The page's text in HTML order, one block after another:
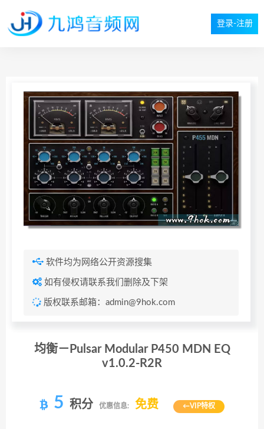
登录-注册
软件均为网络公开资源搜集
如有侵权请联系我们删除及下架
版权联系邮箱：admin@9hok.com
均衡－Pulsar Modular P450 MDN EQ
v1.0.2-R2R
5 积分 优惠信息: 免费 ←VIP特权